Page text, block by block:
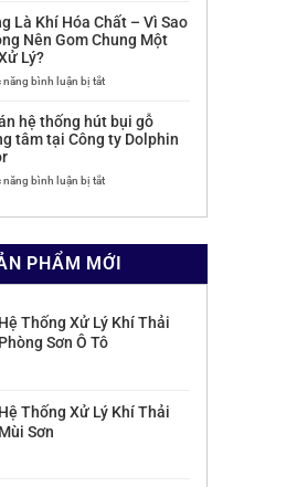
HÓA
MÀU
BỘT
ĐÁ
ANH
TY
CP
HƯNG
ÁN
HỆ
THỐNG
LỌC
BỘT
ĐÁ
DOLOMITE
CÔNG
BIẾN
KHOÁNG
MIỀN
BẮC
Là Khí Hóa Chất – Vì Sao
Nên Gom Chung Một
Lý?
năng bình luận bị tắtở
Là
Khí
Hóa
–
Nên
Gom
Xử
Lý?
hệ thống hút bụi gỗ
tâm tại Công ty Dolphin
năng bình luận bị tắtở
thống
hút
tâm
tại
Door
PHẨM MỚI
Hệ Thống Xử Lý Khí Thải
Phòng Sơn Ô Tô
Hệ Thống Xử Lý Khí Thải
Mùi Sơn